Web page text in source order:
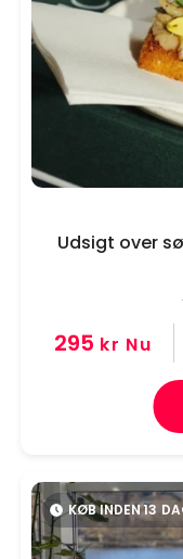
Udsigt over
295 kr Nu
KØB INDEN13